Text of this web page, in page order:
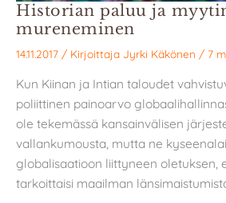
Historian paluu ja
mureneminen
14.11.2017 / Kirjoittaja Jyrki Käkönen / 7
Kun Kiinan ja Intian taloudet
poliittinen painoarvo
ole tekemässä kansainvälisen
vallankumousta, mutta ne
globalisaatioon liittyneen oletuksen,
tarkoittaisi maailman